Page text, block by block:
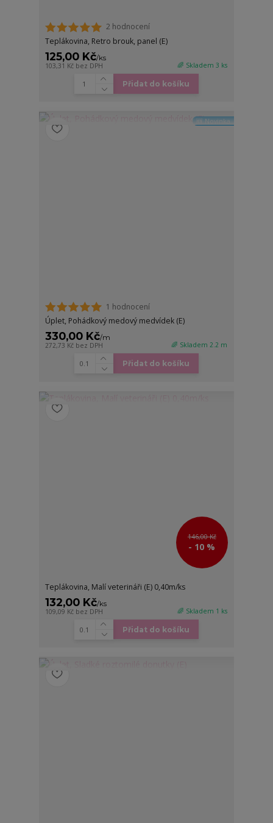
2 hodnocení
Teplákovina, Retro brouk, panel (E)
125,00 Kč/ks
103,31 Kč bez DPH 🌈 Skladem 3 ks
Přidat do košíku
🆕 Novinka
1 hodnocení
Úplet, Pohádkový medový medvídek (E)
330,00 Kč/m
272,73 Kč bez DPH 🌈 Skladem 2.2 m
Přidat do košíku
146,00 Kč
- 10 %
Teplákovina, Malí veterináři (E) 0,40m/ks
132,00 Kč/ks
109,09 Kč bez DPH 🌈 Skladem 1 ks
Přidat do košíku